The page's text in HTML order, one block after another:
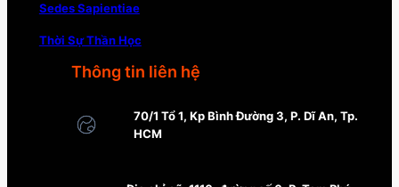
Sedes Sapientiae
Thời Sự Thần Học
Thông tin liên hệ
70/1 Tổ 1, Kp Bình Đường 3, P. Dĩ An, Tp.
HCM